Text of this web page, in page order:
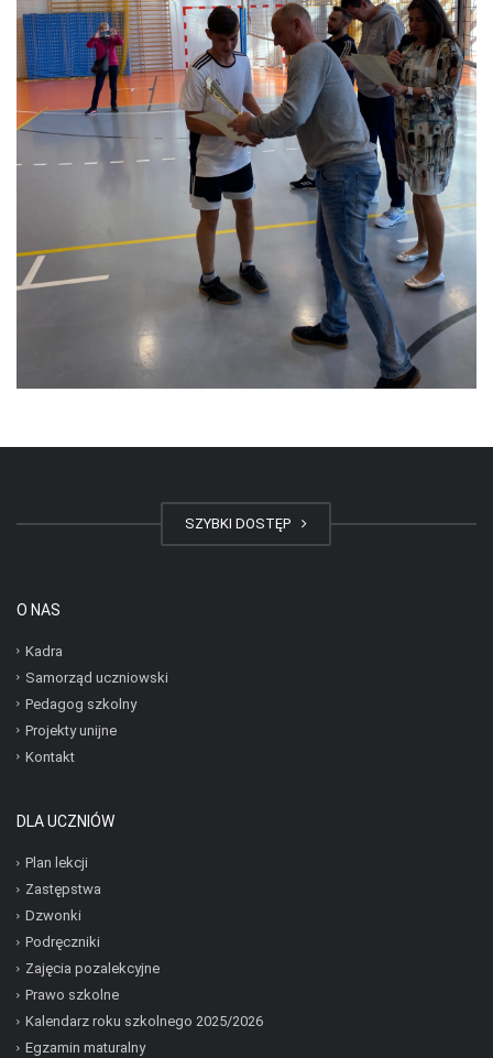
SZYBKI DOSTĘP
O NAS
Kadra
Samorząd uczniowski
Pedagog szkolny
Projekty unijne
Kontakt
DLA UCZNIÓW
Plan lekcji
Zastępstwa
Dzwonki
Podręczniki
Zajęcia pozalekcyjne
Prawo szkolne
Kalendarz roku szkolnego 2025/2026
Egzamin maturalny